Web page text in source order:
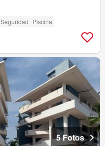
Seguridad Piscina
5 Fotos